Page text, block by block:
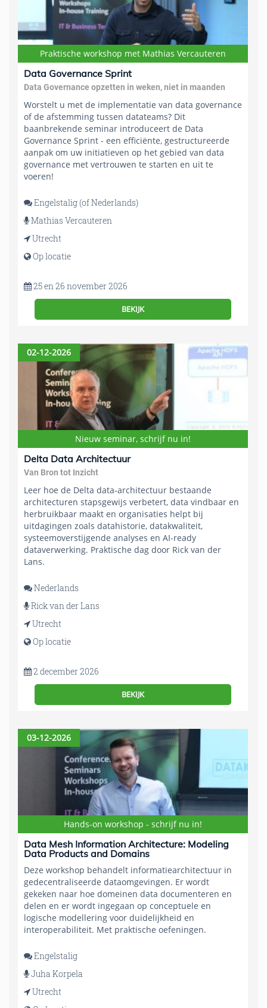
Praktische workshop met Mathias Vercauteren
Data Governance Sprint
Data Governance opzetten in weken, niet in maanden
Worstelt u met de implementatie van data governance
of de afstemming tussen datateams? Dit
baanbrekende seminar introduceert de Data
Governance Sprint - een efficiënte, gestructureerde
aanpak om uw initiatieven op het gebied van data
governance met vertrouwen te starten en uit te
voeren!
Engelstalig (of Nederlands)
Mathias Vercauteren
Utrecht
Op locatie
25 en 26 november 2026
BEKIJK
02-12-2026
Nieuw seminar, schrijf nu in!
Delta Data Architectuur
Van Bron tot Inzicht
Leer hoe de Delta data-architectuur bestaande
architecturen stapsgewijs verbetert, data vindbaar en
herbruikbaar maakt en organisaties helpt bij
uitdagingen zoals datahistorie, datakwaliteit,
systeemoverstijgende analyses en AI-ready
dataverwerking. Praktische dag door Rick van der
Lans.
Nederlands
Rick van der Lans
Utrecht
Op locatie
2 december 2026
BEKIJK
03-12-2026
Hands-on workshop - schrijf nu in!
Data Mesh Information Architecture: Modeling
Data Products and Domains
Deze workshop behandelt informatiearchitectuur in
gedecentraliseerde dataomgevingen. Er wordt
gekeken naar hoe domeinen data documenteren en
delen en er wordt ingegaan op conceptuele en
logische modellering voor duidelijkheid en
interoperabiliteit. Met praktische oefeningen.
Engelstalig
Juha Korpela
Utrecht